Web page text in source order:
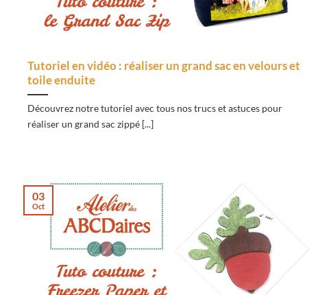
Tutoriel en vidéo : réaliser un grand sac en velours et
toile enduite
Découvrez notre tutoriel avec tous nos trucs et astuces pour
réaliser un grand sac zippé [...]
03
Oct